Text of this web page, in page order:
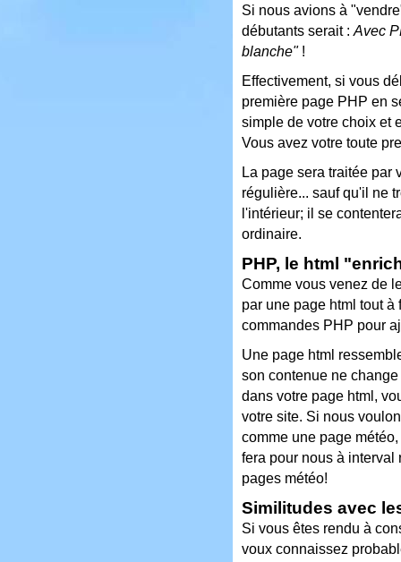
Si nous avions à
débutants serait : Avec
blanche"!
Effectivement, si vous
première page PHP en
simple de votre choix et
Vous avez votre toute
La page sera traitée par
régulière... sauf qu'il ne
l'intérieur; il se
ordinaire.
PHP, le html
Comme vous venez de
par une page html tout
commandes PHP pour
Une page html
son contenue ne
dans votre page html,
votre site. Si nous
comme une page
fera pour nous à interval
pages météo!
Similitudes avec
Si vous êtes rendu à
voux connaissez